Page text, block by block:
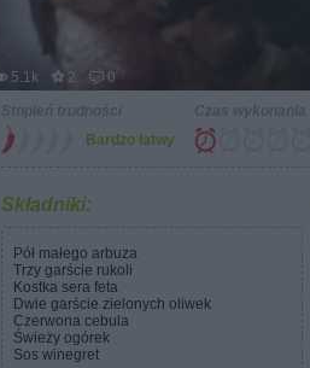
5.1k 2
0
Bardzo łatwy
Składniki:
Pół małego arbuza
Trzy garście rukoli
Kostka sera feta
Dwie garście zielonych oliwek
Czerwona cebula
Świeży ogórek
Sos winegret